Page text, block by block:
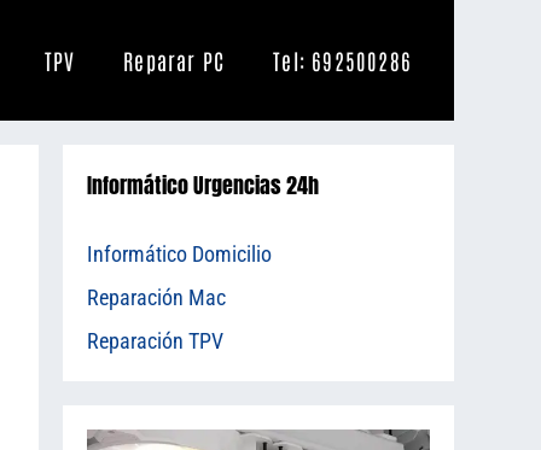
TPV Reparar PC Tel: 692500286
Informático Urgencias 24h
Informático Domicilio
Reparación Mac
Reparación TPV